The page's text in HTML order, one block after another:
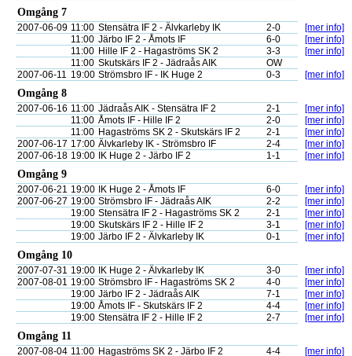
Omgång 7
2007-06-09 11:00 Stensätra IF 2 - Älvkarleby IK 2-0
[mer info]
11:00 Järbo IF 2 - Åmots IF 6-0
[mer info]
11:00 Hille IF 2 - Hagaströms SK 2 3-3
[mer info]
11:00 Skutskärs IF 2 - Jädraås AIK
OW
2007-06-11 19:00 Strömsbro IF - IK Huge 2 0-3 [mer info]
Omgång 8
2007-06-16 11:00 Jädraås AIK - Stensätra IF 2 2-1
[mer info]
11:00 Åmots IF - Hille IF 2 2-0
[mer info]
11:00 Hagaströms SK 2 - Skutskärs IF 2 2-1
[mer info]
2007-06-17 17:00 Älvkarleby IK - Strömsbro IF 2-4
[mer info]
2007-06-18 19:00 IK Huge 2 - Järbo IF 2 1-1 [mer info]
Omgång 9
2007-06-21 19:00 IK Huge 2 - Åmots IF 6-0
[mer info]
2007-06-27 19:00 Strömsbro IF - Jädraås AIK 2-2
[mer info]
19:00 Stensätra IF 2 - Hagaströms SK 2 2-1
[mer info]
19:00 Skutskärs IF 2 - Hille IF 2 3-1
[mer info]
19:00 Järbo IF 2 - Älvkarleby IK 0-1 [mer info]
Omgång 10
2007-07-31 19:00 IK Huge 2 - Älvkarleby IK 3-0
[mer info]
2007-08-01 19:00 Strömsbro IF - Hagaströms SK 2 4-0
[mer info]
19:00 Järbo IF 2 - Jädraås AIK 7-1
[mer info]
19:00 Åmots IF - Skutskärs IF 2 4-4
[mer info]
19:00 Stensätra IF 2 - Hille IF 2 2-7 [mer info]
Omgång 11
2007-08-04 11:00 Hagaströms SK 2 - Järbo IF 2 4-4
[mer info]